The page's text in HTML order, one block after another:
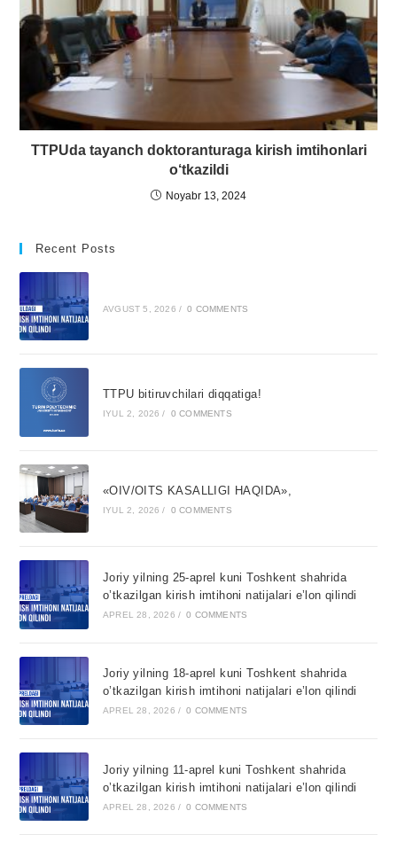
TTPUda tayanch doktoranturaga kirish imtihonlari
o‘tkazildi
Noyabr 13, 2024
Recent Posts
AVGUST 5, 2026 / 0 COMMENTS
TTPU bitiruvchilari diqqatiga!
IYUL 2, 2026 / 0 COMMENTS
«OIV/OITS KASALLIGI HAQIDA»,
IYUL 2, 2026 / 0 COMMENTS
Joriy yilning 25-aprel kuni Toshkent shahrida
o’tkazilgan kirish imtihoni natijalari e’lon qilindi
APREL 28, 2026 / 0 COMMENTS
Joriy yilning 18-aprel kuni Toshkent shahrida
o’tkazilgan kirish imtihoni natijalari e’lon qilindi
APREL 28, 2026 / 0 COMMENTS
Joriy yilning 11-aprel kuni Toshkent shahrida
o’tkazilgan kirish imtihoni natijalari e’lon qilindi
APREL 28, 2026 / 0 COMMENTS